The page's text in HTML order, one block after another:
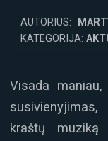
AUTORIUS:
KATEGORIJA:
Visada
kraštų